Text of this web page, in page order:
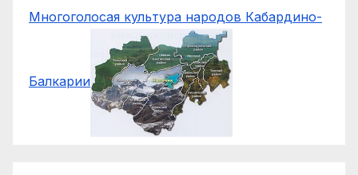
Многоголосая культура народов Кабардино-
Балкарии